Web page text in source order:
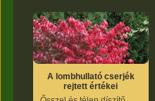
A lombhullató cserjék
rejtett értékei